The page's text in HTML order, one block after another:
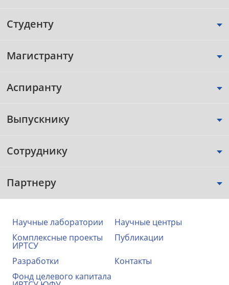
Студенту
Магистранту
Аспиранту
Выпускнику
Сотруднику
Партнеру
Научные лаборатории
Научные центры
Комплексные проекты
ИРТСУ
Публикации
Разработки
Контакты
Фонд целевого капитала